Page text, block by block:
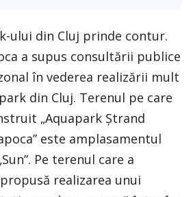
ului din Cluj prinde contur.
a supus consultării publice
în vederea realizării mult
din Cluj. Terenul pe care
„Aquapark Ștrand
este amplasamentul
Pe terenul care a
realizarea unui